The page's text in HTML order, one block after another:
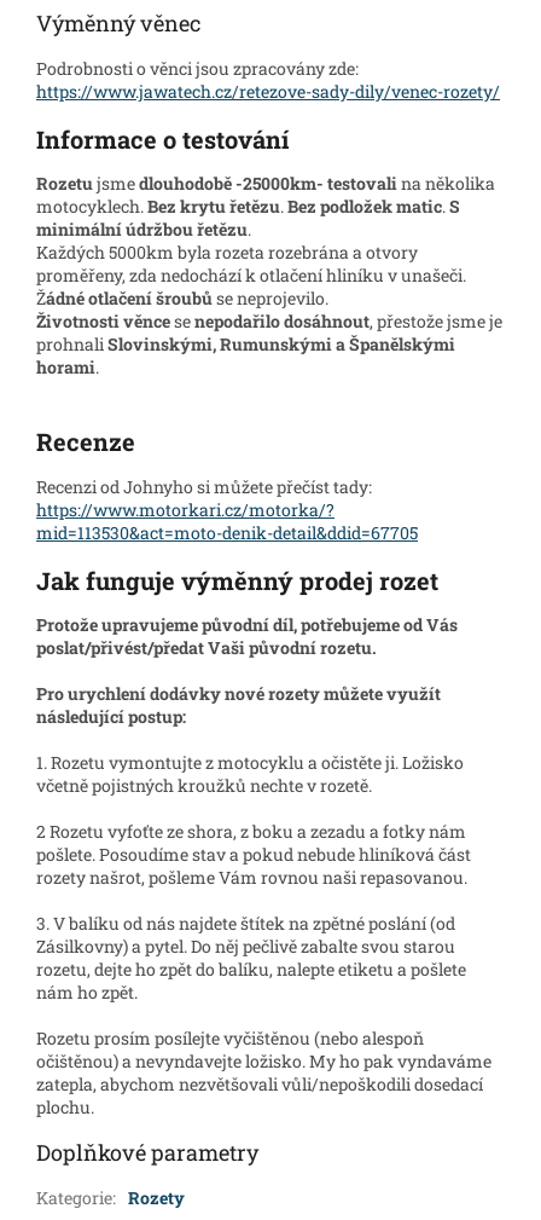
Výměnný věnec
Podrobnosti o věnci jsou zpracovány zde:
https://www.jawatech.cz/retezove-sady-dily/venec-rozety/
Informace o testování
Rozetujsmedlouhodobě -25000km- testovalina několika
motocyklech.Bez krytu řetězu.Bez podložek matic.S
minimální údržbou řetězu.
Každých 5000km byla rozeta rozebrána a otvory
proměřeny, zda nedochází k otlačení hliníku v unašeči.
Žádné otlačení šroubůse neprojevilo.
Životnosti věncesenepodařilo dosáhnout, přestože jsme je
prohnaliSlovinskými, Rumunskými a Španělskými
horami.
Recenze
Recenzi od Johnyho si můžete přečíst tady:
https://www.motorkari.cz/motorka/?
mid=113530&act=moto-denik-detail&ddid=67705
Jak funguje výměnný prodej rozet
Protože upravujeme původní díl, potřebujeme od Vás
poslat/přivést/předat Vaši původní rozetu.
Pro urychlení dodávky nové rozety můžete využít
následující postup:
1. Rozetu vymontujte z motocyklu a očistěte ji. Ložisko
včetně pojistných kroužků nechte v rozetě.
2 Rozetu vyfoťte ze shora, z boku a zezadu a fotky nám
pošlete. Posoudíme stav a pokud nebude hliníková část
rozety našrot, pošleme Vám rovnou naši repasovanou.
3. V balíku od nás najdete štítek na zpětné poslání (od
Zásilkovny) a pytel. Do něj pečlivě zabalte svou starou
rozetu, dejte ho zpět do balíku, nalepte etiketu a pošlete
nám ho zpět.
Rozetu prosím posílejte vyčištěnou (nebo alespoň
očištěnou) a nevyndavejte ložisko. My ho pak vyndaváme
zatepla, abychom nezvětšovali vůli/nepoškodili dosedací
plochu.
Doplňkové parametry
Kategorie: Rozety